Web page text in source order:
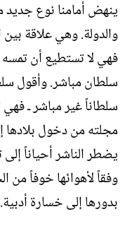
ينهض أمامنا نوع جديد
والدولة. وهي علاقة
فهي لا تستطيع أن
سلطان مباشر. وأقول
سلطاناً غير مباشر ـ
مجلته من دخول بلادها
يضطر الناشر أحياناً
وفقاً لأهوائها خوفاً من
بدورها إلى خسارة أدبية.‏